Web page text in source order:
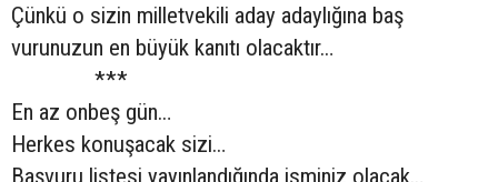
Çünkü o sizin milletvekili aday adaylığına baş
vurunuzun en büyük kanıtı olacaktır…
***
En az onbeş gün…
Herkes konuşacak sizi…
Başvuru listesi yayınlandığında isminiz olacak…